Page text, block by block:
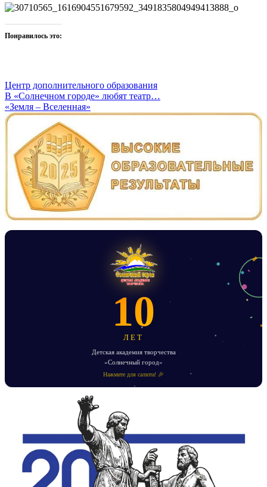
Понравилось это:
Центр дополнительного образования
Навигация
по
записям
В «Солнечном городе» любят театр…
«Земля – Вселенная»
10
ЛЕТ
Детская академия творчества
«Солнечный город»
Нажмите для салюта! 🎉